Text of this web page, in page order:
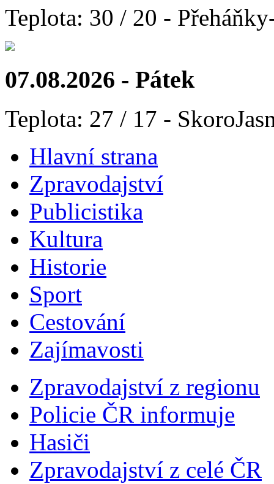
Teplota: 30 / 20 -
07.08.2026 - Pátek
Teplota: 27 / 17 -
Hlavní strana
Zpravodajství
Publicistika
Kultura
Historie
Sport
Cestování
Zajímavosti
Zpravodajství z regionu
Policie ČR informuje
Hasiči
Zpravodajství z celé ČR